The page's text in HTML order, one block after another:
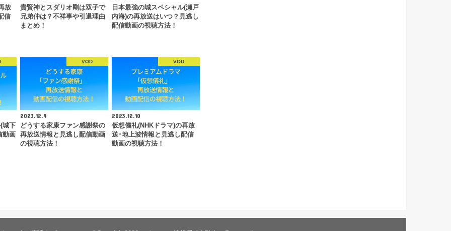
放
信
貴賢神とスダリオ剛は双子で
兄弟仲は？不祥事や引退理由
まとめ！
日本最強の城スペシャル(瀬戸
内海)の再放送はいつ？見逃し
配信動画の視聴方法！
城下
動画
VOD
2023.12.9
どうする家康ファン感謝祭の
再放送情報と見逃し配信動画
の視聴方法！
VOD
2023.12.10
仮想儀礼(NHKドラマ)の再放
送･地上波情報と見逃し配信
動画の視聴方法！